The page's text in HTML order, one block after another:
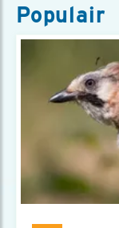
Populair